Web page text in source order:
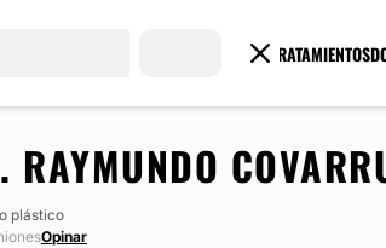
TRATAMIENTOS
RAYMUNDO
plástico
Opinar